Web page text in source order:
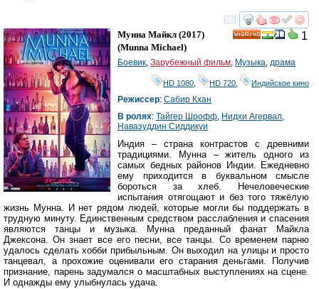
смотреть
1
Мунна Майкл (2017)
(Munna Michael)
Боевик, Зарубежный фильм, Музыка, драма
HD 1080 HD 720 Индийское кино
Режиссер: Сабир Кхан
В ролях: Тайгер Шрофф, Нидхи Агервал,
Навазуддин Сиддикуи
Индия – страна контрастов с древними
традициями. Мунна – житель одного из
самых бедных районов Индии. Ежедневно
ему приходится в буквальном смысле
бороться за хлеб. Нечеловеческие
испытания отягощают и без того тяжёлую
жизнь Мунна. И нет рядом людей, которые могли бы поддержать в
трудную минуту. Единственным средством расслабления и спасения
являются танцы и музыка. Мунна преданный фанат Майкла
Джексона. Он знает все его песни, все танцы. Со временем парню
удалось сделать хобби прибыльным. Он выходил на улицы и просто
танцевал, а прохожие оценивали его старания деньгами. Получив
признание, парень задумался о масштабных выступлениях на сцене.
И однажды ему улыбнулась удача.